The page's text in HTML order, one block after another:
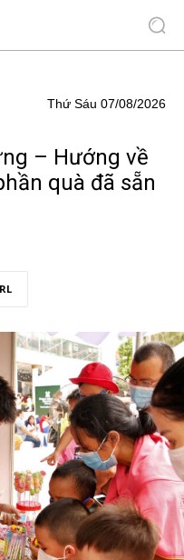
Thứ Sáu 07/08/2026
– Hướng về
quà đã sẵn